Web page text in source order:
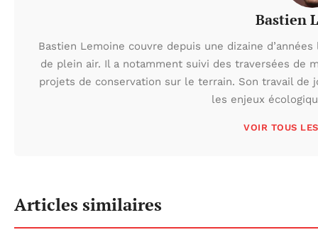
Bastien
Bastien Lemoine couvre depuis une dizaine
de plein air. Il a notamment suivi des traversées de
projets de conservation sur le terrain. Son travail de
les enjeux
VOIR TOUS
Articles similaires